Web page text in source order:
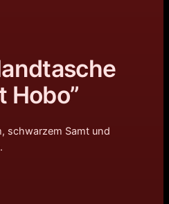
Hobo”
schwarzem Samt und